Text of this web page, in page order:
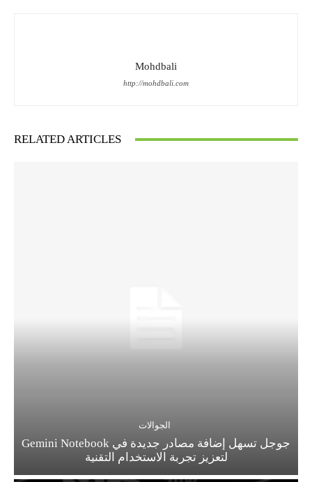
Mohdbali
http://mohdbali.com
RELATED ARTICLES
الجوالات
جوجل تسهل إضافة مصادر جديدة في Gemini Notebook
لتعزيز تجربة الاستخدام التقنية